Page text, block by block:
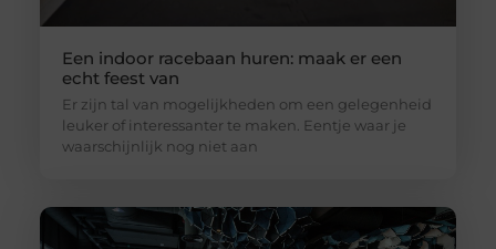
Een indoor racebaan huren: maak er een
echt feest van
Er zijn tal van mogelijkheden om een gelegenheid
leuker of interessanter te maken. Eentje waar je
waarschijnlijk nog niet aan